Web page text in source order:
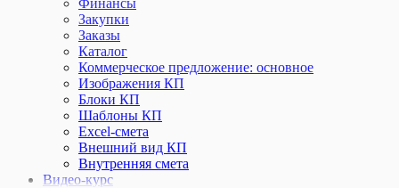
Финансы
Закупки
Заказы
Каталог
Коммерческое предложение: основное
Изображения КП
Блоки КП
Шаблоны КП
Excel-смета
Внешний вид КП
Внутренняя смета
Видео-курс